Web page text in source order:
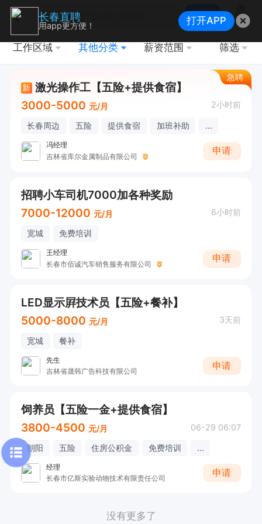
搜索
地图
工作区域 其他分类 薪资范围 筛选
急聘
新 激光操作工【五险+提供食宿】
3000-5000 元/月 2小时前
长春周边 五险 提供食宿 加班补助 ...
冯经理
吉林省库尔金属制品有限公司
申请
招聘小车司机7000加各种奖励
7000-12000 元/月 6小时前
宽城 免费培训
王经理
长春市佰诚汽车销售服务有限公司
申请
LED显示屛技术员【五险+餐补】
5000-8000 元/月 3天前
宽城 餐补
先生
吉林省晟韩广告科技有限公司
申请
饲养员【五险一金+提供食宿】
3800-4500 元/月 06-29 06:07
朝阳 五险 住房公积金 免费培训 ...
经理
长春市亿斯实验动物技术有限责任公司
申请
没有更多了
长春直聘
用app更方便！ 打开APP